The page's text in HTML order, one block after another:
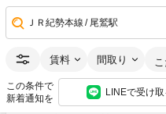
ＪＲ紀勢本線 尾鷲駅
賃料 間取り
この条件で
新着通知を
LINEで受け取
画像：17枚 フリー
空室状況